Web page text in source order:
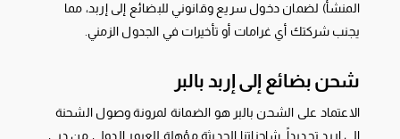
المنشأ) لضمان دخول سريع وقانوني للبضائع إلى إربد، مما
يجنب شركتك أي غرامات أو تأخيرات في الجدول الزمني.
شحن بضائع إلى إربد بالبر
الاعتماد على الشحن بالبر هو الضمانة لمرونة وصول الشحنة
إلى إربد تحديداً. شاحناتنا الحديثة مؤهلة للعبور الدولي من دبي